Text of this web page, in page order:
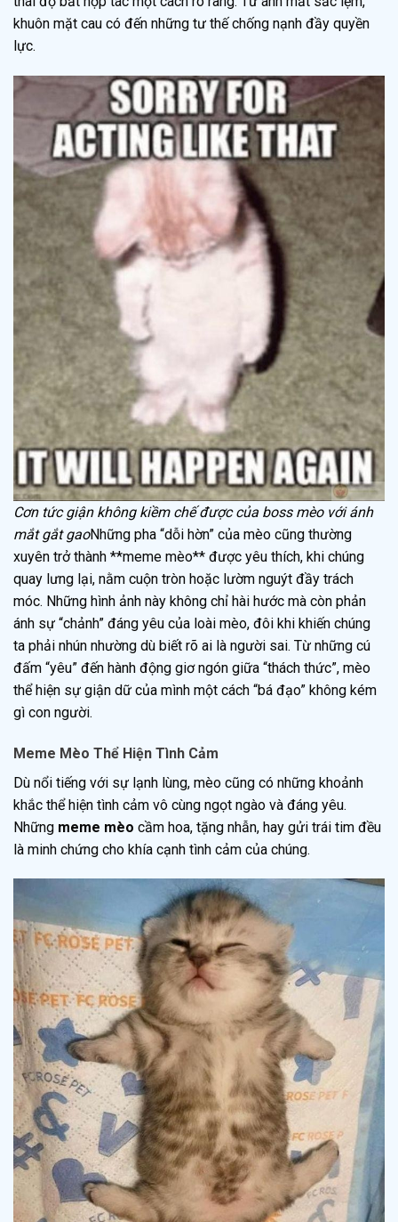
khuôn mặt cau có đến những tư thế chống nạnh đầy quyền
lực.
Cơn tức giận không kiềm chế được của boss mèo với ánh
mắt gắt gaoNhững pha “dỗi hờn” của mèo cũng thường
xuyên trở thành **meme mèo** được yêu thích, khi chúng
quay lưng lại, nằm cuộn tròn hoặc lườm nguýt đầy trách
móc. Những hình ảnh này không chỉ hài hước mà còn phản
ánh sự “chảnh” đáng yêu của loài mèo, đôi khi khiến chúng
ta phải nhún nhường dù biết rõ ai là người sai. Từ những cú
đấm “yêu” đến hành động giơ ngón giữa “thách thức”, mèo
thể hiện sự giận dữ của mình một cách “bá đạo” không kém
gì con người.
Meme Mèo Thể Hiện Tình Cảm
Dù nổi tiếng với sự lạnh lùng, mèo cũng có những khoảnh
khắc thể hiện tình cảm vô cùng ngọt ngào và đáng yêu.
Những meme mèo cầm hoa, tặng nhẫn, hay gửi trái tim đều
là minh chứng cho khía cạnh tình cảm của chúng.